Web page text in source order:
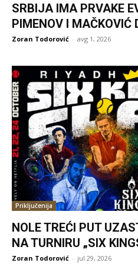
SRBIJA IMA PRVAKE
PIMENOV I MAČKOVIĆ
Zoran Todorović - avg 1, 2026
Priključenija
NOLE TREĆI PUT
NA TURNIRU „SIX
Zoran Todorović - jul 29, 2026